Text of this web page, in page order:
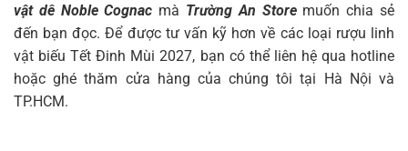
vật dê Noble Cognac mà Trường An Storemuốn chia sẻ
đến bạn đọc. Để được tư vấn kỹ hơn về các loại rượu linh
vật biếu Tết Đinh Mùi 2027, bạn có thể liên hệ qua hotline
hoặc ghé thăm cửa hàng của chúng tôi tại Hà Nội và
TP.HCM.